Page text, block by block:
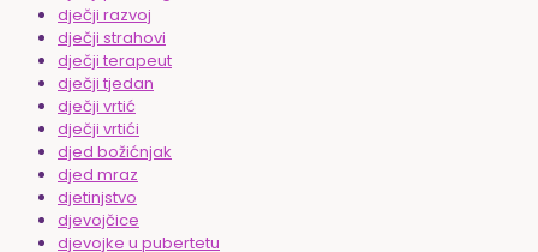
dječji razvoj
dječji strahovi
dječji terapeut
dječji tjedan
dječji vrtić
dječji vrtići
djed božićnjak
djed mraz
djetinjstvo
djevojčice
djevojke u pubertetu